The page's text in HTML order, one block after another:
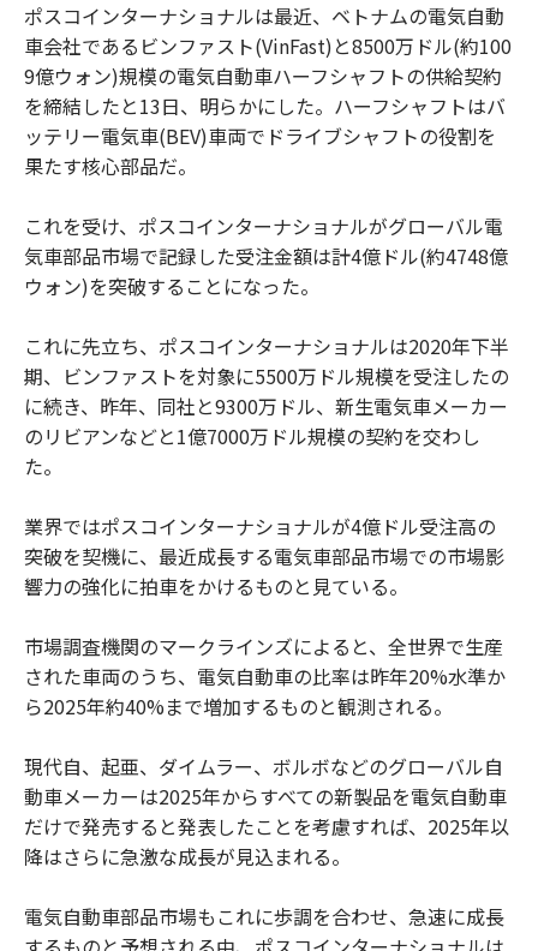
ポスコインターナショナルは最近、ベトナムの電気自動
車会社であるビンファスト(VinFast)と8500万ドル(約100
9億ウォン)規模の電気自動車ハーフシャフトの供給契約
を締結したと13日、明らかにした。ハーフシャフトはバ
ッテリー電気車(BEV)車両でドライブシャフトの役割を
果たす核心部品だ。
これを受け、ポスコインターナショナルがグローバル電
気車部品市場で記録した受注金額は計4億ドル(約4748億
ウォン)を突破することになった。
これに先立ち、ポスコインターナショナルは2020年下半
期、ビンファストを対象に5500万ドル規模を受注したの
に続き、昨年、同社と9300万ドル、新生電気車メーカー
のリビアンなどと1億7000万ドル規模の契約を交わし
た。
業界ではポスコインターナショナルが4億ドル受注高の
突破を契機に、最近成長する電気車部品市場での市場影
響力の強化に拍車をかけるものと見ている。
市場調査機関のマークラインズによると、全世界で生産
された車両のうち、電気自動車の比率は昨年20%水準か
ら2025年約40%まで増加するものと観測される。
現代自、起亜、ダイムラー、ボルボなどのグローバル自
動車メーカーは2025年からすべての新製品を電気自動車
だけで発売すると発表したことを考慮すれば、2025年以
降はさらに急激な成長が見込まれる。
電気自動車部品市場もこれに歩調を合わせ、急速に成長